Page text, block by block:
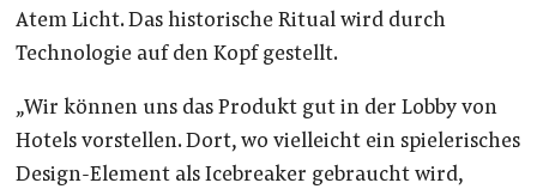
Atem Licht. Das historische Ritual wird durch
Technologie auf den Kopf gestellt.
„Wir können uns das Produkt gut in der Lobby von
Hotels vorstellen. Dort, wo vielleicht ein spielerisches
Design-Element als Icebreaker gebraucht wird,